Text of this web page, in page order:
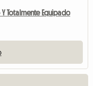
Totalmente Equipado